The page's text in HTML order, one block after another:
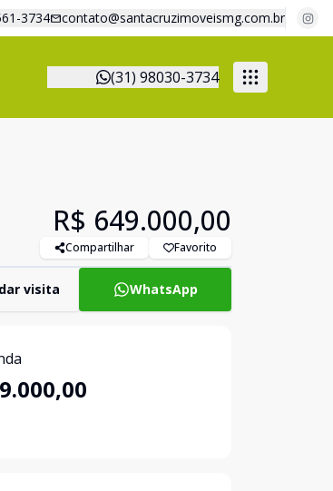
3734 contato@santacruzimoveismg.com.br
(31) 98030-3734
R$ 649.000,00
Compartilhar Favorito
visita WhatsApp